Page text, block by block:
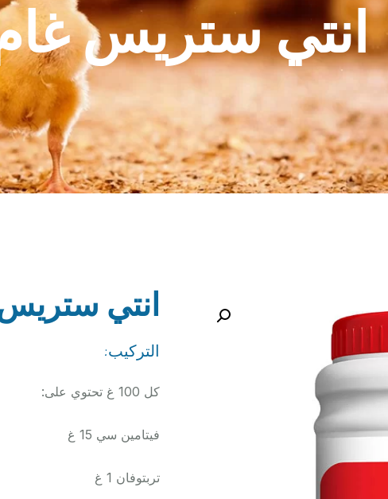
انتي ستريس
انتي
التركيب:
كل 100 غ تحتوي على:
فيتامين سي 15 غ
تربتوفان 1 غ